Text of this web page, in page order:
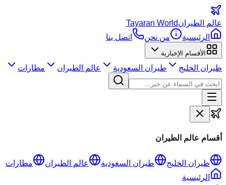
عالم الطيرانTayaran World
الرئيسية
من نحن اتصل بنا
الأقسام الإخبارية
طيران الخليج طيران السعودية عالم الطيران مطارات
أقسام عالم الطيران
طيران الخليج طيران السعودية عالم الطيران
مطارات
الرئيسية